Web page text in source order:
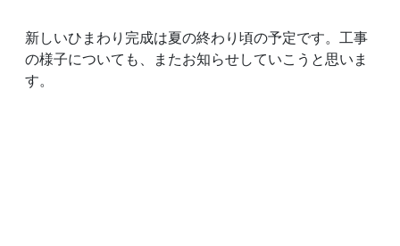
新しいひまわり完成は夏の終わり頃の予定です。工事
の様子についても、またお知らせしていこうと思いま
す。